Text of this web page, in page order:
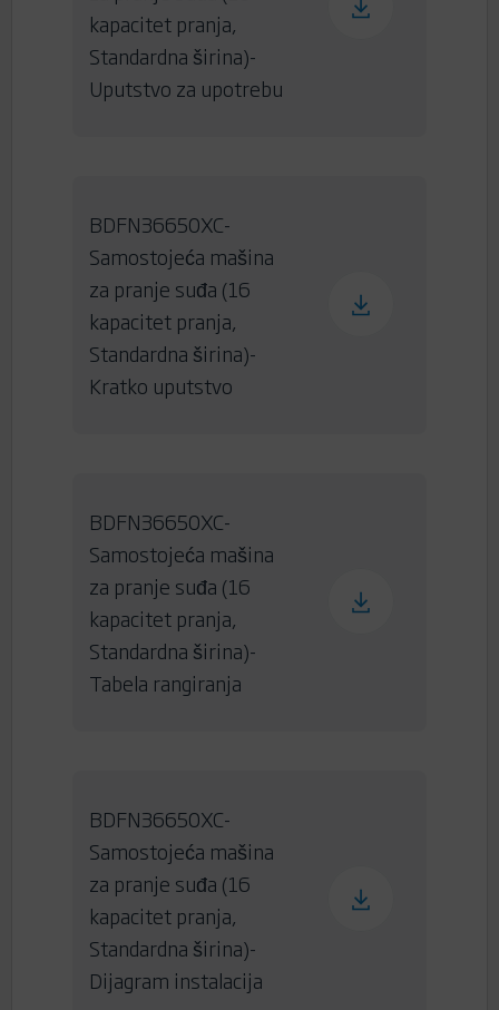
kapacitet pranja,
Standardna širina)-
Uputstvo za upotrebu
BDFN36650XC-
Samostojeća mašina
za pranje suđa (16
kapacitet pranja,
Standardna širina)-
Kratko uputstvo
BDFN36650XC-
Samostojeća mašina
za pranje suđa (16
kapacitet pranja,
Standardna širina)-
Tabela rangiranja
BDFN36650XC-
Samostojeća mašina
za pranje suđa (16
kapacitet pranja,
Standardna širina)-
Dijagram instalacija